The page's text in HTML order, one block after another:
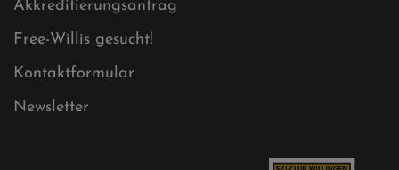
Cookies
Ski-Club
Mühlenkopfschanze
Sponsoren